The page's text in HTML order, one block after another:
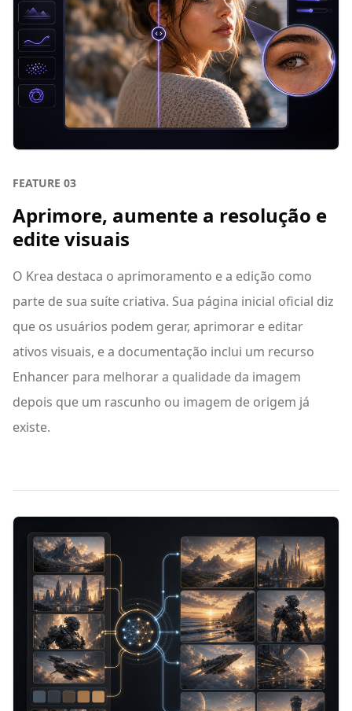
FEATURE 03
Aprimore, aumente a resolução e
edite visuais
O Krea destaca o aprimoramento e a edição como
parte de sua suíte criativa. Sua página inicial oficial diz
que os usuários podem gerar, aprimorar e editar
ativos visuais, e a documentação inclui um recurso
Enhancer para melhorar a qualidade da imagem
depois que um rascunho ou imagem de origem já
existe.